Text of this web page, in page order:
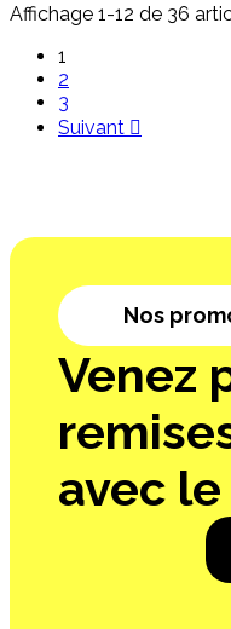
Affichage 1-12 de 36
1
2
3
Suivant 
Nos
Venez
avec le